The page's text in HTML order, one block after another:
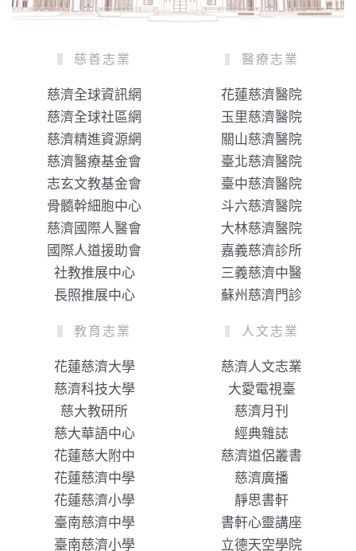
慈善志業
慈濟全球資訊網
慈濟全球社區網
慈濟精進資源網
慈濟醫療基金會
志玄文教基金會
骨髓幹細胞中心
慈濟國際人醫會
國際人道援助會
社教推展中心
長照推展中心
醫療志業
花蓮慈濟醫院
玉里慈濟醫院
關山慈濟醫院
臺北慈濟醫院
臺中慈濟醫院
斗六慈濟醫院
大林慈濟醫院
嘉義慈濟診所
三義慈濟中醫
蘇州慈濟門診
教育志業
花蓮慈濟大學
慈濟科技大學
慈大教研所
慈大華語中心
花蓮慈大附中
花蓮慈濟中學
花蓮慈濟小學
臺南慈濟中學
臺南慈濟小學
人文志業
慈濟人文志業
大愛電視臺
慈濟月刊
經典雜誌
慈濟道侶叢書
慈濟廣播
靜思書軒
書軒心靈講座
立德天空學院